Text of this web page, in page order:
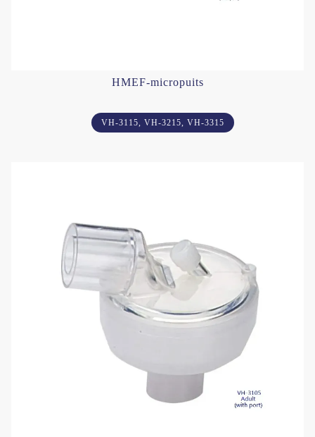
HMEF-micropuits
VH-3115, VH-3215, VH-3315